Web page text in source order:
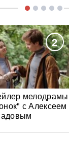
2
мелодрамы
с Алексеем